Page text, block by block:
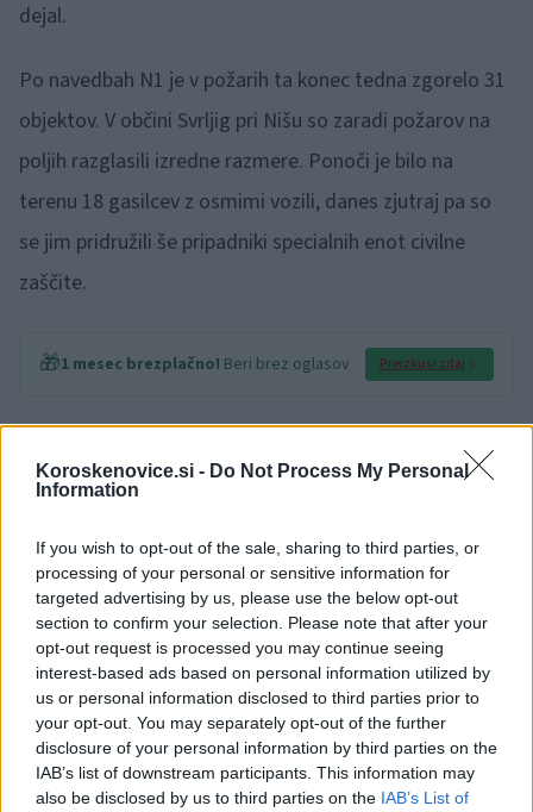
Koroskenovice.si - Do Not Process My Personal
Information
If you wish to opt-out of the sale, sharing to third parties, or
processing of your personal or sensitive information for
targeted advertising by us, please use the below opt-out
section to confirm your selection. Please note that after your
opt-out request is processed you may continue seeing
interest-based ads based on personal information utilized by
us or personal information disclosed to third parties prior to
your opt-out. You may separately opt-out of the further
disclosure of your personal information by third parties on the
IAB’s list of downstream participants. This information may
also be disclosed by us to third parties on the IAB’s List of
dejal.
Po navedbah N1 je v požarih ta konec tedna zgorelo 31
objektov. V občini Svrljig pri Nišu so zaradi požarov na
poljih razglasili izredne razmere. Ponoči je bilo na
terenu 18 gasilcev z osmimi vozili, danes zjutraj pa so
se jim pridružili še pripadniki specialnih enot civilne
zaščite.
🎁1 mesec brezplačno! Beri brez oglasov Preizkusi zdaj
Požar, ki je uničil preko 150 hektarjev gozdnih površin, je
sicer pod nadzorom in gospodinjstva zaenkrat niso
Spričo številnih požarov so izredne razmere v soboto
razglasili tudi na območju Vranja, čeprav je večina
tamkajšnjih pogorišč pod nadzorom. Na območju sicer
ponoči ni bilo padavin, temperature pa so danes
dosegle 33 stopinj Celzija. Lokalne oblasti so občane
pozvale, naj ne kurijo na prostem.